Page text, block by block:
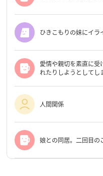
ひきこもりの妹にイラ
愛情や親切を素直に受
れたりしようとしてし
人間関係
娘との同居。二回目の